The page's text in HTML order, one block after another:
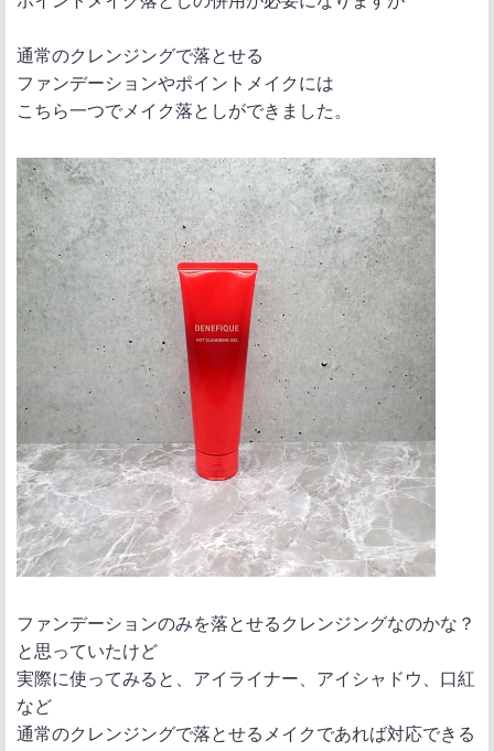
通常のクレンジングで落とせる
ファンデーションやポイントメイクには
こちら一つでメイク落としができました。
ファンデーションのみを落とせるクレンジングなのかな？
と思っていたけど
実際に使ってみると、アイライナー、アイシャドウ、口紅
など
通常のクレンジングで落とせるメイクであれば対応できる